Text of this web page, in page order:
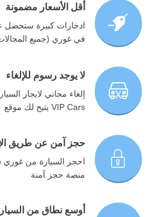
أقل الأسعار مضمونة
ادخارات كبيرة ستحصل
في غوري (جميع
لا يوجد رسوم للإلغاء
إلغاء مجاني لايجار
VIP Cars يتيح لك موقع
حجز آمن عن طريق
احجز السيارة من
منصة حجز آمنة
أوسع نطاق من